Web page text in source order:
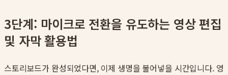
3단계: 마이크로 전환을 유도하는 영상 편집
및 자막 활용법
스토리보드가 완성되었다면, 이제 생명을 불어넣을 시간입니다. 영